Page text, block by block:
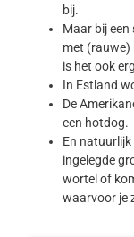
bij.
Maar bij
met (rauwe)
is het ook
In Estland
De
een hotdog.
En
ingelegde
wortel of
waarvoor je